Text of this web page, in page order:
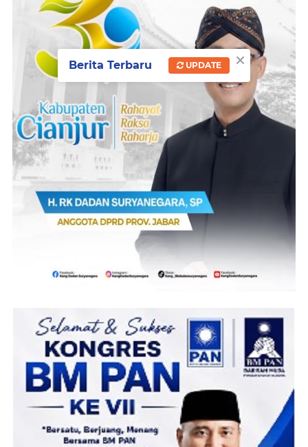
×
Berita Terbaru UPDATE